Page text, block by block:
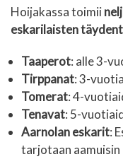
Hoijakassa toimii
eskarilaisten
Taaperot: alle 3-
Tirppanat: 3-
Tomerat: 4-
Tenavat: 5-
Aarnolan eskarit:
tarjotaan aamuisin